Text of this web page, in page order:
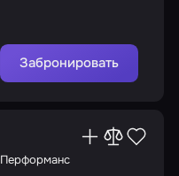
Забронировать
Перформанс